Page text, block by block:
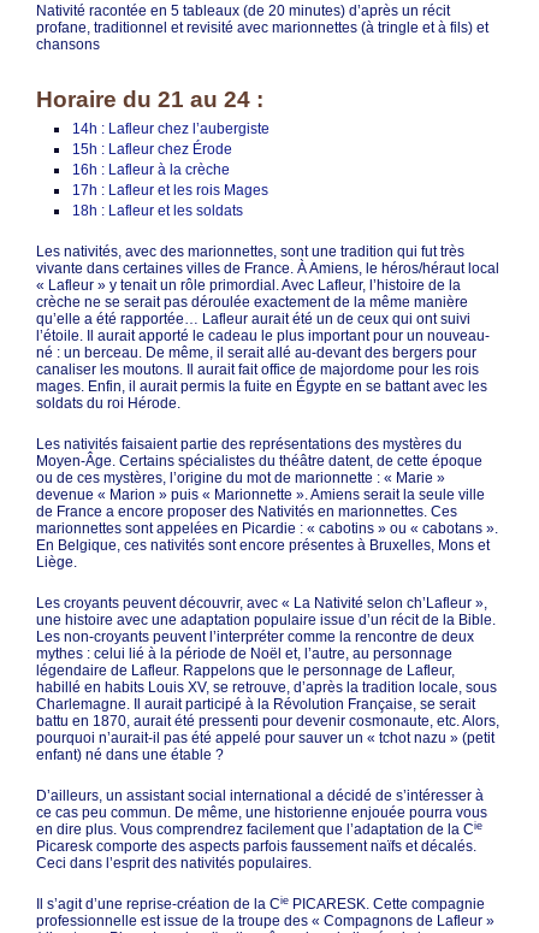
Nativité racontée en 5 tableaux (de 20 minutes) d’après un récit
profane, traditionnel et revisité avec marionnettes (à tringle et à fils) et
chansons
Horaire du 21 au 24 :
14h : Lafleur chez l’aubergiste
15h : Lafleur chez Érode
16h : Lafleur à la crèche
17h : Lafleur et les rois Mages
18h : Lafleur et les soldats
Les nativités, avec des marionnettes, sont une tradition qui fut très
vivante dans certaines villes de France. À Amiens, le héros/héraut local
« Lafleur » y tenait un rôle primordial. Avec Lafleur, l’histoire de la
crèche ne se serait pas déroulée exactement de la même manière
qu’elle a été rapportée… Lafleur aurait été un de ceux qui ont suivi
l’étoile. Il aurait apporté le cadeau le plus important pour un nouveau-
né : un berceau. De même, il serait allé au-devant des bergers pour
canaliser les moutons. Il aurait fait office de majordome pour les rois
mages. Enfin, il aurait permis la fuite en Égypte en se battant avec les
soldats du roi Hérode.
Les nativités faisaient partie des représentations des mystères du
Moyen-Âge. Certains spécialistes du théâtre datent, de cette époque
ou de ces mystères, l’origine du mot de marionnette : « Marie »
devenue « Marion » puis « Marionnette ». Amiens serait la seule ville
de France a encore proposer des Nativités en marionnettes. Ces
marionnettes sont appelées en Picardie : « cabotins » ou « cabotans ».
En Belgique, ces nativités sont encore présentes à Bruxelles, Mons et
Liège.
Les croyants peuvent découvrir, avec « La Nativité selon ch’Lafleur »,
une histoire avec une adaptation populaire issue d’un récit de la Bible.
Les non-croyants peuvent l’interpréter comme la rencontre de deux
mythes : celui lié à la période de Noël et, l’autre, au personnage
légendaire de Lafleur. Rappelons que le personnage de Lafleur,
habillé en habits Louis XV, se retrouve, d’après la tradition locale, sous
Charlemagne. Il aurait participé à la Révolution Française, se serait
battu en 1870, aurait été pressenti pour devenir cosmonaute, etc. Alors,
pourquoi n’aurait-il pas été appelé pour sauver un « tchot nazu » (petit
enfant) né dans une étable ?
D’ailleurs, un assistant social international a décidé de s’intéresser à
ce cas peu commun. De même, une historienne enjouée pourra vous
en dire plus. Vous comprendrez facilement que l’adaptation de la Cie
Picaresk comporte des aspects parfois faussement naïfs et décalés.
Ceci dans l’esprit des nativités populaires.
Il s’agit d’une reprise-création de la Cie PICARESK. Cette compagnie
professionnelle est issue de la troupe des « Compagnons de Lafleur »